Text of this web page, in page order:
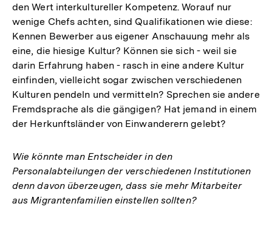
den Wert interkultureller Kompetenz. Worauf nur
wenige Chefs achten, sind Qualifikationen wie diese:
Kennen Bewerber aus eigener Anschauung mehr als
eine, die hiesige Kultur? Können sie sich - weil sie
darin Erfahrung haben - rasch in eine andere Kultur
einfinden, vielleicht sogar zwischen verschiedenen
Kulturen pendeln und vermitteln? Sprechen sie andere
Fremdsprache als die gängigen? Hat jemand in einem
der Herkunftsländer von Einwanderern gelebt?
Wie könnte man Entscheider in den
Personalabteilungen der verschiedenen Institutionen
denn davon überzeugen, dass sie mehr Mitarbeiter
aus Migrantenfamilien einstellen sollten?